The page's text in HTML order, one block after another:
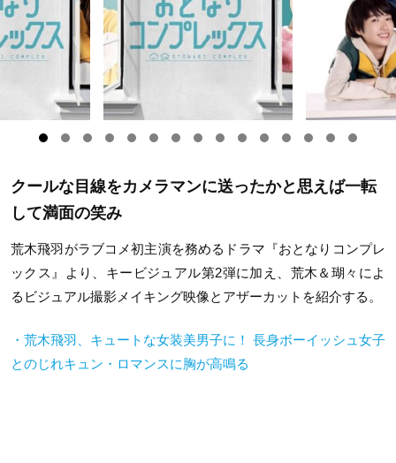
クールな目線をカメラマンに送ったかと思えば一転
して満面の笑み
荒木飛羽がラブコメ初主演を務めるドラマ『おとなりコンプレ
ックス』より、キービジュアル第2弾に加え、荒木＆瑚々によ
るビジュアル撮影メイキング映像とアザーカットを紹介する。
・荒木飛羽、キュートな女装美男子に！ 長身ボーイッシュ女子
とのじれキュン・ロマンスに胸が高鳴る